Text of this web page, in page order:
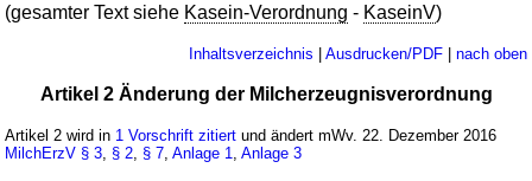
(gesamter Text siehe Kasein-Verordnung - KaseinV)
Inhaltsverzeichnis | Ausdrucken/PDF| nach oben
Artikel 2 Änderung der Milcherzeugnisverordnung
Artikel 2 wird in 1 Vorschrift zitiert und ändert mWv. 22. Dezember 2016
MilchErzV § 3 § 2 § 7 ,Anlage 1 ,Anlage 3